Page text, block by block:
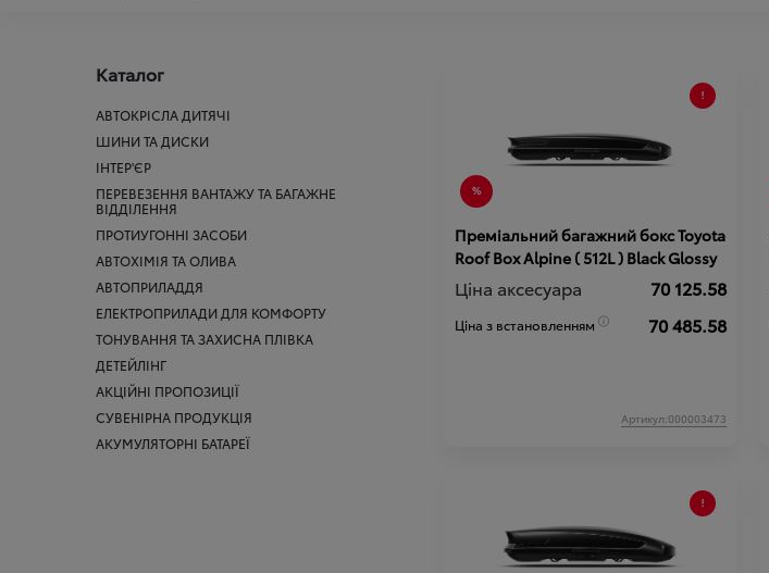
Каталог
АВТОКРІСЛА ДИТЯЧІ
ШИНИ ТА ДИСКИ
ІНТЕР'ЄР
ПЕРЕВЕЗЕННЯ ВАНТАЖУ ТА БАГАЖНЕ
ВІДДІЛЕННЯ
ПРОТИУГОННІ ЗАСОБИ
АВТОХІМІЯ ТА ОЛИВА
АВТОПРИЛАДДЯ
ЕЛЕКТРОПРИЛАДИ ДЛЯ КОМФОРТУ
ТОНУВАННЯ ТА ЗАХИСНА ПЛІВКА
ДЕТЕЙЛІНГ
АКЦІЙНІ ПРОПОЗИЦІЇ
СУВЕНІРНА ПРОДУКЦІЯ
АКУМУЛЯТОРНІ БАТАРЕЇ
Преміальний багажний бокс Toyota
Roof Box Alpine ( 512L ) Black Glossy
Ціна аксесуара 70 125.58
Ціна з встановленням 70 485.58
Артикул:000003473